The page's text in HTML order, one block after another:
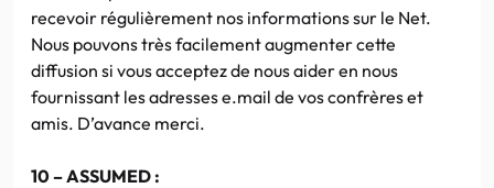
recevoir régulièrement nos informations sur le Net.
Nous pouvons très facilement augmenter cette
diffusion si vous acceptez de nous aider en nous
fournissant les adresses e.mail de vos confrères et
amis. D’avance merci.
10 – ASSUMED :